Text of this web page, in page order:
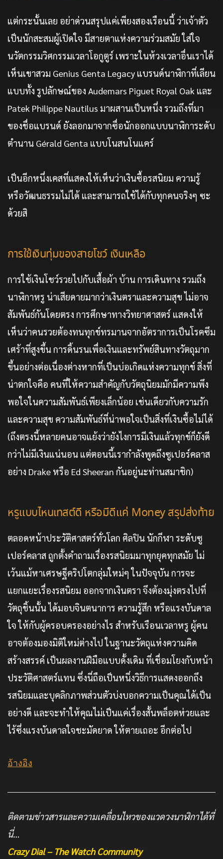
แต่กระนั้นเลย อย่าด่วนสรุปแค่เพียงสองเรือนนี้ ว่าเจ้าตัว
เป็นนักสะสมผู้เปิดใจ มีสายตาแห่งความร่วมสมัย ใส่ใจ
นวัตกรรมวิศกรรมเวลาโอกูตูร์ เพราะในห้วงเวลาอื่นเราได้
เห็นเขาสวม Genius Genta Legacy แบรนด์นาฬิกาที่เลียน
แบบทั้ง รูปลักษณ์ของ Audemars Piguet Royal Oak และ
Patek Philippe Nautilus มาผสานเป็นหนึ่ง รวมถึงที่มา
ของชื่อแบรนด์ ยังลอกมาจากซื่อนักออกแบบนาฬิการะดับ
ตำนาน Gérald Genta แบบโนสนโนแคร์
เป็นอีกหนึ่งเคสที่แสดงให้เห็นว่าเงินซื้อรสนิยม ความรู้
หรือวัฒนธรรมไม่ได้ และสามารถใช้ได้กับทุกคนจริงๆ ซะ
ด้วยสิ
การใช้เงินทุ่มของสายโชว์ เงินเหลือ
การใช้เงินโชว์รวยไปกับเสื้อผ้า บ้าน การเดินทาง รวมถึง
นาฬิกาหรู น่าเสียดายมากว่าเงินตราและความสุข ไม่อาจ
สัมพันธ์กันโดยตรง การศึกษาทางวิทยาศาสตร์ แสดงให้
เห็นว่าคนรวยต้องทนทุกข์ทรมานจากอัตราการเป็นโรคซึม
เศร้าที่สูงขึ้น การดิ้นรนเพื่อเงินและทรัพย์สินทางวัตถุมาก
ขึ้นอย่างต่อเนื่องต่างหากที่เป็นบ่อเกิดแห่งความทุกข์ สิ่งที่
น่าตกใจคือ คนที่ให้ความสำคัญกับวัตถุนิยมมักมีความพึง
พอใจในความสัมพันธ์เพียงเล็กน้อย เช่นเดียวกับความรัก
และความสุข ความสัมพันธ์ที่น่าพอใจเป็นสิ่งที่เงินซื้อไม่ได้
(ถึงตรงนี้หลายคนอาจแย้งว่ายังไงการมีเงินแล้วทุกข์ก็ยังดี
กว่าไม่มีเงินแน่นอน แต่ตอนนี้เรากำลังพูดถึงซูเปอร์คลาส
อย่าง Drake หรือ Ed Sheeran กันอยู่นะท่านสมาชิก)
หรูแบบไหนเทสต์ดี หรือมีดีแค่ Money สรุปส่งท้าย
ตลอดหน้าประวัติศาสตร์ทั่วโลก ศิลปิน นักกีฬา ระดับซู
เปอร์คลาส ถูกตั้งคำถามเรื่องรสนิยมมาทุกยุคทุกสมัย ไม่
เว้นแม้หาเศรษฐีคริปโตกลุ่มใหม่ๆ ในปัจจุบัน การจะ
แยกแยะเรื่องรสนิยม ออกจากเงินตรา จึงต้องมุ่งตรงไปที่
วัตถุชิ้นนั้น ได้มอบจินตนาการ ความรู้สึก หรือแรงบันดาล
ใจ ให้กับผู้ครอบครองอย่างไร สำหรับเรือนเวลาหรู ผู้คน
อาจต้องมองมิติใหม่ต่างไป ในฐานะวัตถุแห่งความคิด
สร้างสรรค์ เป็นผลงานฝีมือแบบดั้งเดิม ที่เชื่อมโยงกับหน้า
ประวัติศาสตร์แทน ซึ่งนี่ถือเป็นหนี่งวิธีการแสดงออกถึง
รสนิยมและบุคลิกภาพส่วนตัวบ่งบอกความเป็นคุณได้เป็น
อย่างดี และจะทำให้คุณไม่เป็นแค่เรื่องสั้นพล็อตห่วยและ
ไร้ซึ่งแรงบันดาลใจชะมัดยาด ให้ตายเถอะ อีกต่อไป
อ้างอิง
ติดตามข่าวสารและความเคลื่อนไหวของแวดวงนาฬิกาได้ที่
นี่…
Crazy Dial – The Watch Community